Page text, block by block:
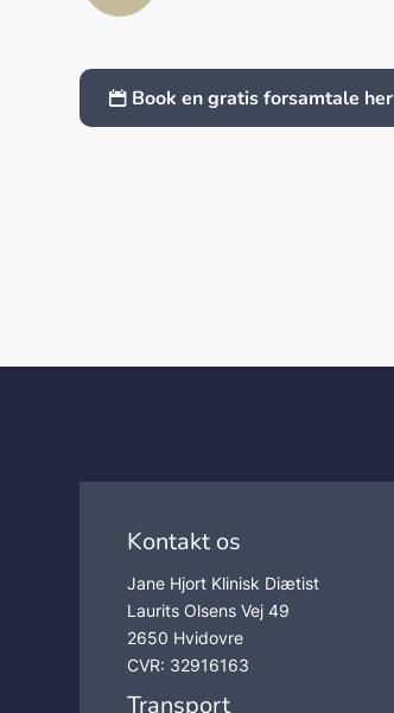
Book en gratis forsamtale her
Kontakt os
Jane Hjort Klinisk Diætist
Laurits Olsens Vej 49
2650 Hvidovre
CVR: 32916163
Transport